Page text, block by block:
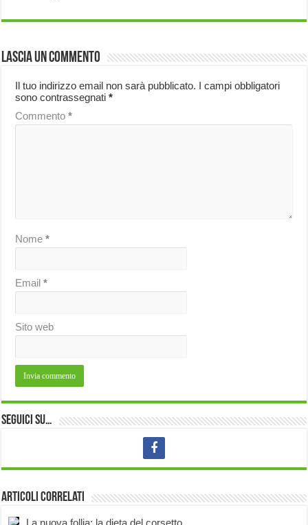
Lascia un commento
Il tuo indirizzo email non sarà pubblicato. I campi obbligatori
sono contrassegnati*
Commento*
Nome*
Email*
Sito web
Seguici su…
Articoli correlati